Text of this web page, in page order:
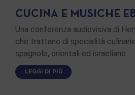
CUCINA E MUSICHE
Una conferenza audiovisiva di
che trattano di specialità
spagnole, orientali ed israeliane …
LEGGI DI PIÙ